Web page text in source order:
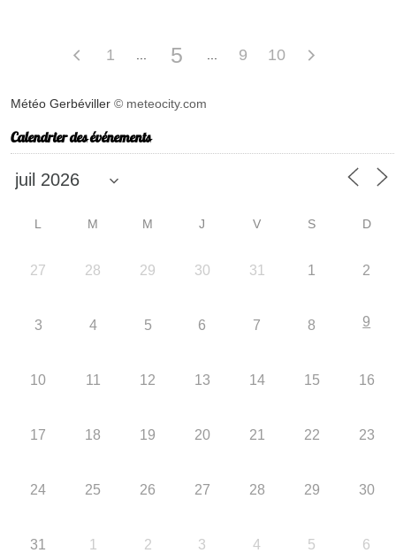
1 5 9 10
Météo Gerbéviller © meteocity.com
Calendrier des événements
L M M J V S D
27 28 29 30 31 1 2
3 4 5 6 7 8 9
10 11 12 13 14 15 16
17 18 19 20 21 22 23
24 25 26 27 28 29 30
31 1 2 3 4 5 6